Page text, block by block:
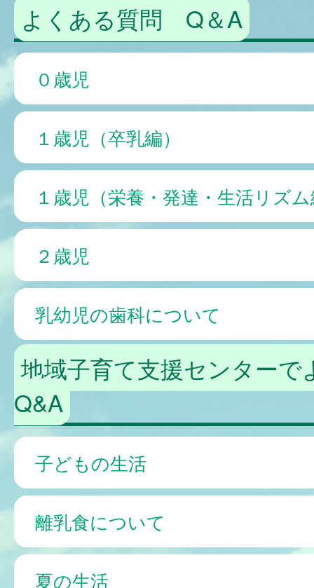
よくある質問 Q＆A
０歳児
１歳児（卒乳編）
１歳児（栄養・発達・生活リズ
２歳児
乳幼児の歯科について
地域子育て支援センターで
Q&A
子どもの生活
離乳食について
夏の生活